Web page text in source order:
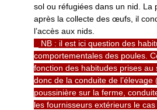
sol ou réfugiées dans un nid. La
après la collecte des œufs, il
l’accès aux nids.
_ NB : il est ici question des
comportementales des poules.
fonction des habitudes prises au
donc de la conduite de l’élevage
poussinière sur la ferme,
les fournisseurs extérieurs le